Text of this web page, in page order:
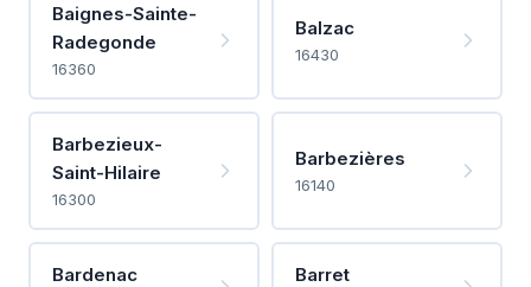
Baignes-Sainte-
Radegonde
16360
Balzac
16430
Barbezieux-
Saint-Hilaire
16300
Barbezières
16140
Bardenac Barret